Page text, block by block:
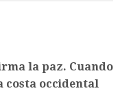
la paz. Cuando
costa occidental